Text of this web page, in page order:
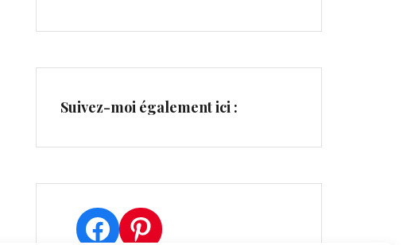
Suivez-moi également ici :
Facebook
Pinterest